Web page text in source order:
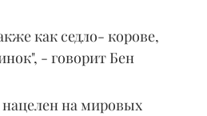
как седло- корове,
- говорит Бен
нацелен на мировых